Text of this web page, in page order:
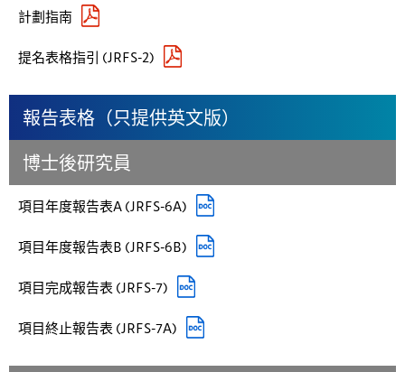
計劃指南
提名表格指引 (JRFS-2)
報告表格（只提供英文版）
博士後研究員
項目年度報告表A (JRFS-6A)
項目年度報告表B (JRFS-6B)
項目完成報告表 (JRFS-7)
項目終止報告表 (JRFS-7A)